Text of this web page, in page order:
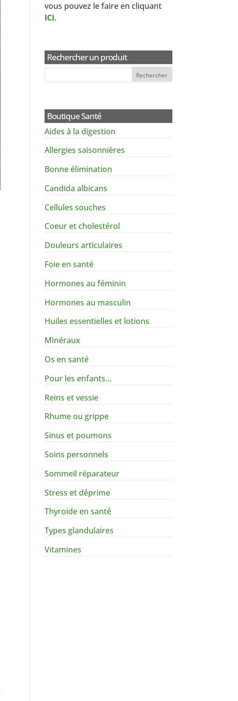
vous pouvez le faire en cliquant
ICI.
Rechercher un produit
Boutique Santé
Aides à la digestion
Allergies saisonnières
Bonne élimination
Candida albicans
Cellules souches
Coeur et cholestérol
Douleurs articulaires
Foie en santé
Hormones au féminin
Hormones au masculin
Huiles essentielles et lotions
Minéraux
Os en santé
Pour les enfants…
Reins et vessie
Rhume ou grippe
Sinus et poumons
Soins personnels
Sommeil réparateur
Stress et déprime
Thyroïde en santé
Types glandulaires
Vitamines